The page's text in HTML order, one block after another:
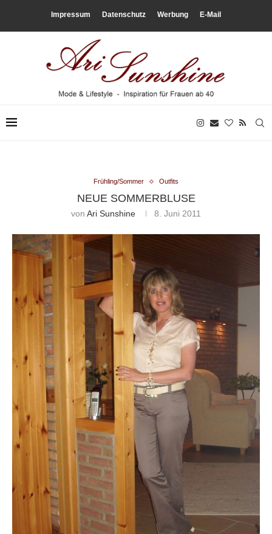
Impressum Datenschutz Werbung E-Mail
Frühling/Sommer Outfits
NEUE SOMMERBLUSE
von Ari Sunshine 8. Juni 2011